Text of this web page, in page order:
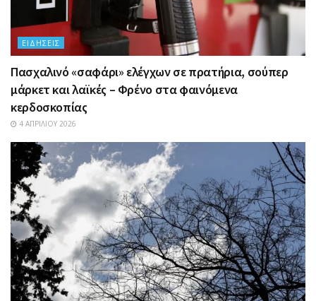
ΕΙΔΉΣΕΙΣ
Πασχαλινό «σαφάρι» ελέγχων σε πρατήρια, σούπερ
μάρκετ και λαϊκές – Φρένο στα φαινόμενα
κερδοσκοπίας
4 ΑΠΡΙΛΊΟΥ 2026